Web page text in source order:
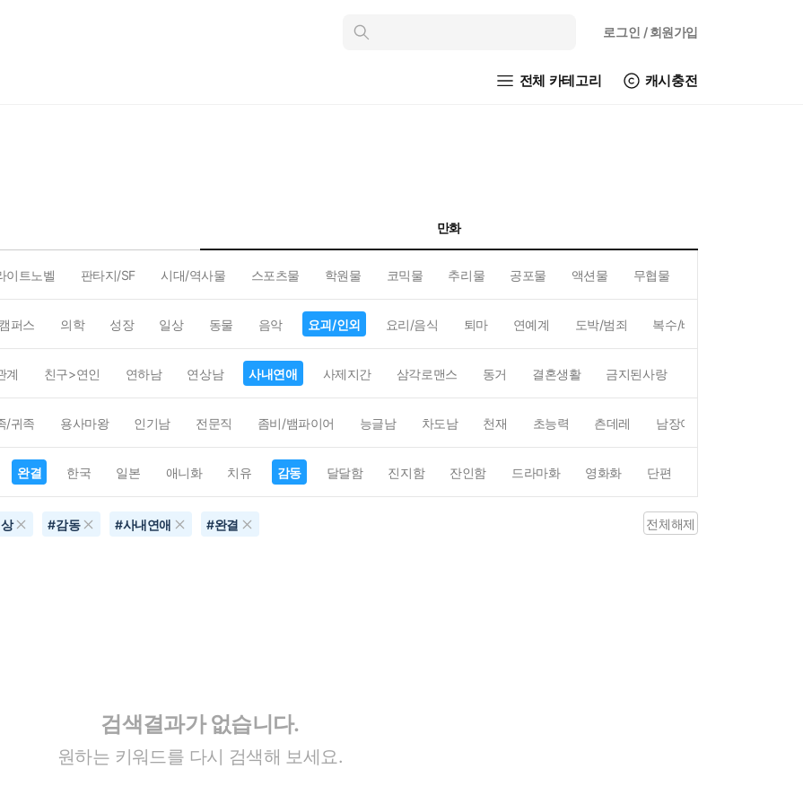
인
로그인 / 회원가입
전체 카테고리 캐시충전
만화
이트노벨 판타지/SF 시대/역사물 스포츠물 학원물 코믹물 추리물 공포물 액션물 무협물
캠퍼스 의학 성장 일상 동물 음악 요괴/인외 요리/음식 퇴마 연예계 도박/범죄 복수/배신
계 친구>연인 연하남 연상남 사내연애 사제지간 삼각로맨스 동거 결혼생활 금지된사랑
/귀족 용사마왕 인기남 전문직 좀비/뱀파이어 능글남 차도남 천재 초능력 츤데레 남장여자
완결 한국 일본 애니화 치유 감동 달달함 진지함 잔인함 드라마화 영화화 단편
#감동 #사내연애 #완결 전체해제
검색결과가 없습니다.
원하는 키워드를 다시 검색해 보세요.